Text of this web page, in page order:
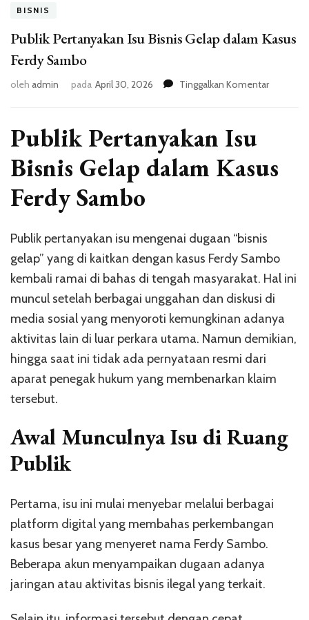
BISNIS
Publik Pertanyakan Isu Bisnis Gelap dalam Kasus
Ferdy Sambo
oleh admin pada April 30, 2026 Tinggalkan Komentarpada
dalam
Publik Pertanyakan Isu
Bisnis Gelap dalam Kasus
Ferdy Sambo
Publik pertanyakan isu mengenai dugaan “bisnis
gelap” yang di kaitkan dengan kasus Ferdy Sambo
kembali ramai di bahas di tengah masyarakat. Hal ini
muncul setelah berbagai unggahan dan diskusi di
media sosial yang menyoroti kemungkinan adanya
aktivitas lain di luar perkara utama. Namun demikian,
hingga saat ini tidak ada pernyataan resmi dari
aparat penegak hukum yang membenarkan klaim
tersebut.
Awal Munculnya Isu di Ruang
Publik
Pertama, isu ini mulai menyebar melalui berbagai
platform digital yang membahas perkembangan
kasus besar yang menyeret nama Ferdy Sambo.
Beberapa akun menyampaikan dugaan adanya
jaringan atau aktivitas bisnis ilegal yang terkait.